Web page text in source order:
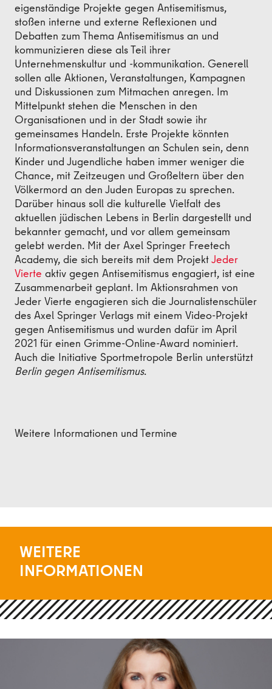
eigenständige Projekte gegen Antisemitismus,
stoßen interne und externe Reflexionen und
Debatten zum Thema Antisemitismus an und
kommunizieren diese als Teil ihrer
Unternehmenskultur und -kommunikation. Generell
sollen alle Aktionen, Veranstaltungen, Kampagnen
und Diskussionen zum Mitmachen anregen. Im
Mittelpunkt stehen die Menschen in den
Organisationen und in der Stadt sowie ihr
gemeinsames Handeln. Erste Projekte könnten
Informationsveranstaltungen an Schulen sein, denn
Kinder und Jugendliche haben immer weniger die
Chance, mit Zeitzeugen und Großeltern über den
Völkermord an den Juden Europas zu sprechen.
Darüber hinaus soll die kulturelle Vielfalt des
aktuellen jüdischen Lebens in Berlin dargestellt und
bekannter gemacht, und vor allem gemeinsam
gelebt werden. Mit der Axel Springer Freetech
Academy, die sich bereits mit dem ProjektJeder
Vierte aktiv gegen Antisemitismus engagiert, ist eine
Zusammenarbeit geplant. Im Aktionsrahmen von
Jeder Vierte engagieren sich die Journalistenschüler
des Axel Springer Verlags mit einem Video-Projekt
gegen Antisemitismus und wurden dafür im April
2021 für einen Grimme-Online-Award nominiert.
Auch die Initiative Sportmetropole Berlin unterstützt
Berlin gegen Antisemitismus.
Weitere Informationen und Termine
WEITERE
INFORMATIONEN